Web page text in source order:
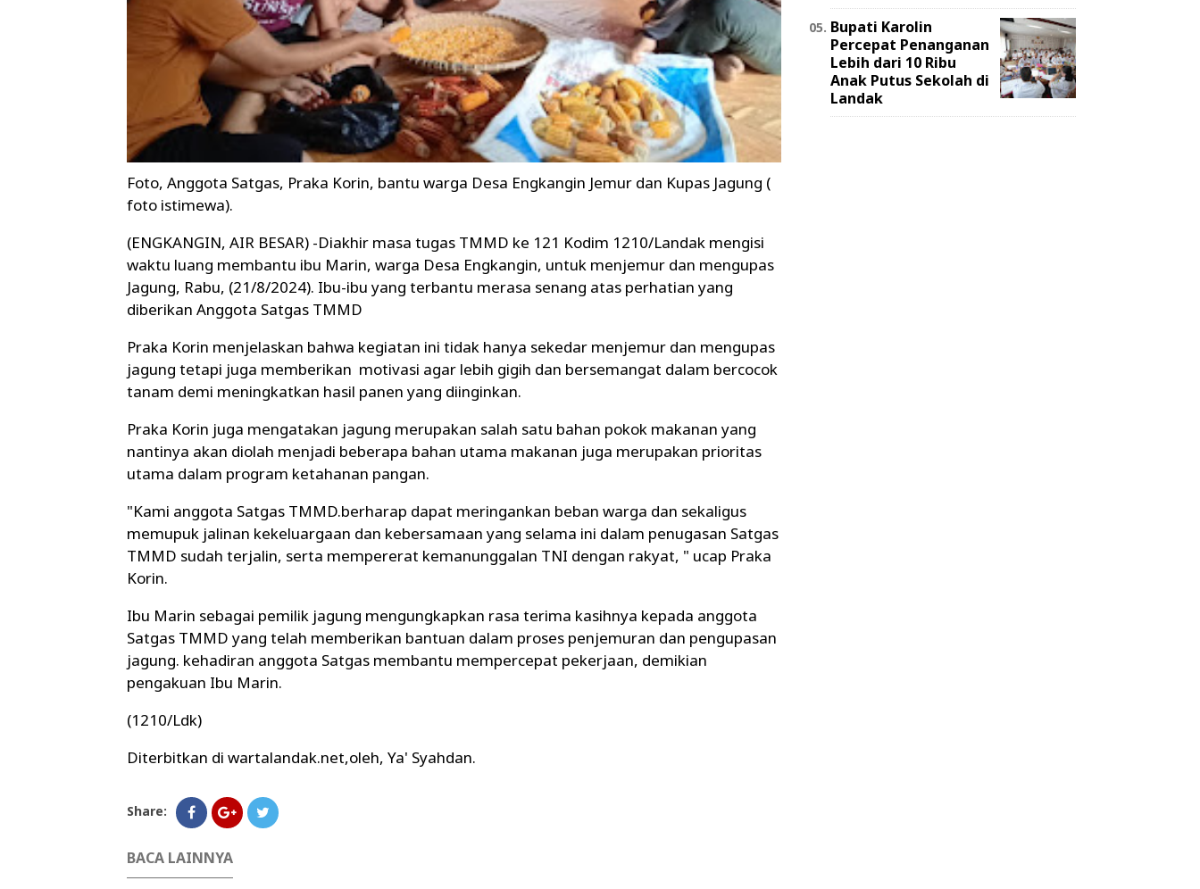
Foto, Anggota Satgas, Praka Korin, bantu warga Desa Engkangin Jemur dan Kupas Jagung (
foto istimewa).
(ENGKANGIN, AIR BESAR) -Diakhir masa tugas TMMD ke 121 Kodim 1210/Landak mengisi
waktu luang membantu ibu Marin, warga Desa Engkangin, untuk menjemur dan mengupas
Jagung, Rabu, (21/8/2024). Ibu-ibu yang terbantu merasa senang atas perhatian yang
diberikan Anggota Satgas TMMD
Praka Korin menjelaskan bahwa kegiatan ini tidak hanya sekedar menjemur dan mengupas
jagung tetapi juga memberikan motivasi agar lebih gigih dan bersemangat dalam bercocok
tanam demi meningkatkan hasil panen yang diinginkan.
Praka Korin juga mengatakan jagung merupakan salah satu bahan pokok makanan yang
nantinya akan diolah menjadi beberapa bahan utama makanan juga merupakan prioritas
utama dalam program ketahanan pangan.
"Kami anggota Satgas TMMD.berharap dapat meringankan beban warga dan sekaligus
memupuk jalinan kekeluargaan dan kebersamaan yang selama ini dalam penugasan Satgas
TMMD sudah terjalin, serta mempererat kemanunggalan TNI dengan rakyat, " ucap Praka
Korin.
Ibu Marin sebagai pemilik jagung mengungkapkan rasa terima kasihnya kepada anggota
Satgas TMMD yang telah memberikan bantuan dalam proses penjemuran dan pengupasan
jagung. kehadiran anggota Satgas membantu mempercepat pekerjaan, demikian
pengakuan Ibu Marin.
(1210/Ldk)
Diterbitkan di wartalandak.net,oleh, Ya' Syahdan.
Share:
BACA LAINNYA
Bupati Karolin
Percepat Penanganan
Lebih dari 10 Ribu
Anak Putus Sekolah di
Landak